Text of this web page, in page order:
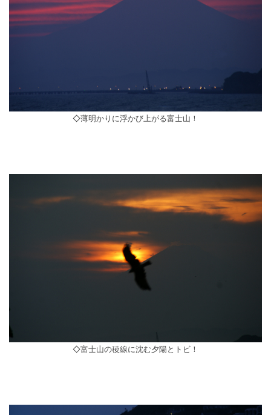
◇薄明かりに浮かび上がる富士山！
◇富士山の稜線に沈む夕陽とトビ！